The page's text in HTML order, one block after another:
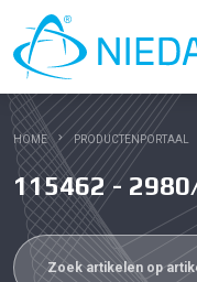
HOME PRODUCTENPORTAAL
115462 -